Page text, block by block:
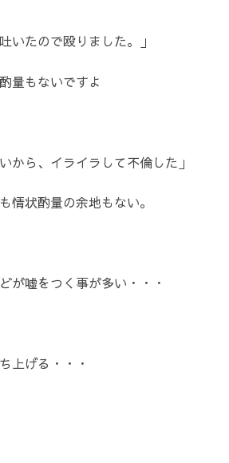
いたので殴りました。」
量もないですよ
から、イライラして不倫した」
情状酌量の余地もない。
が嘘をつく事が多い・・・
上げる・・・